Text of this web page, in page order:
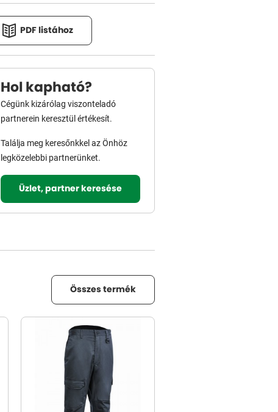
PDF listához
Hol kapható?
Cégünk kizárólag viszonteladó
partnerein keresztül értékesít.
Találja meg keresőnkkel az Önhöz
legközelebbi partnerünket.
Üzlet, partner keresése
Összes termék